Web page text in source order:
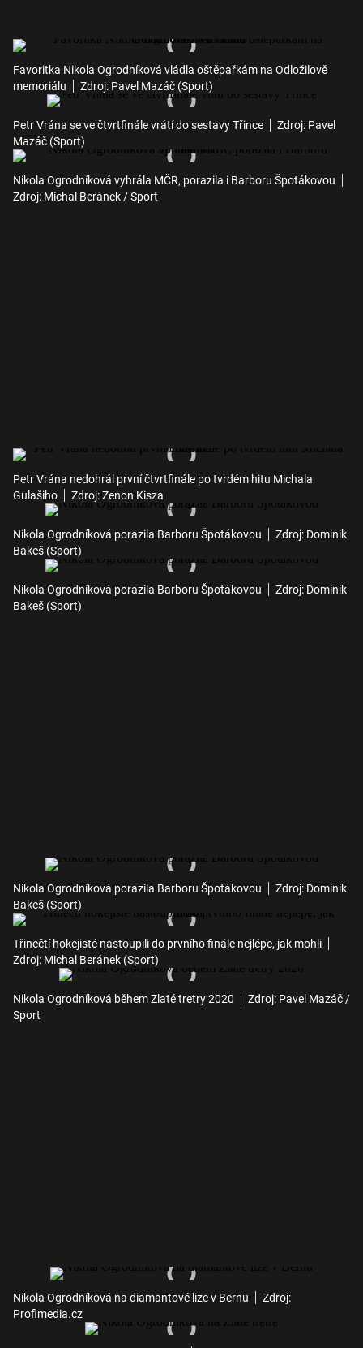
Favoritka Nikola Ogrodníková vládla oštěpařkám na Odložilově
memoriálu
Zdroj: Pavel Mazáč (Sport)
Petr Vrána se ve čtvrtfinále vrátí do sestavy Třince
Zdroj: Pavel
Mazáč (Sport)
Nikola Ogrodníková vyhrála MČR, porazila i Barboru Špotákovou
Zdroj: Michal Beránek / Sport
Petr Vrána nedohrál první čtvrtfinále po tvrdém hitu Michala
Gulašiho
Zdroj: Zenon Kisza
Nikola Ogrodníková porazila Barboru Špotákovou
Zdroj: Dominik
Bakeš (Sport)
Nikola Ogrodníková porazila Barboru Špotákovou
Zdroj: Dominik
Bakeš (Sport)
Nikola Ogrodníková porazila Barboru Špotákovou
Zdroj: Dominik
Bakeš (Sport)
Třinečtí hokejisté nastoupili do prvního finále nejlépe, jak mohli
Zdroj: Michal Beránek (Sport)
Nikola Ogrodníková během Zlaté tretry 2020
Zdroj: Pavel Mazáč /
Sport
Nikola Ogrodníková na diamantové lize v Bernu
Zdroj:
Profimedia.cz